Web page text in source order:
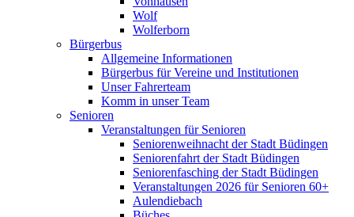
Wolf
Wolferborn
Bürgerbus
Allgemeine Informationen
Bürgerbus für Vereine und Institutionen
Unser Fahrerteam
Komm in unser Team
Senioren
Veranstaltungen für Senioren
Seniorenweihnacht der Stadt Büdingen
Seniorenfahrt der Stadt Büdingen
Seniorenfasching der Stadt Büdingen
Veranstaltungen 2026 für Senioren 60+
Aulendiebach